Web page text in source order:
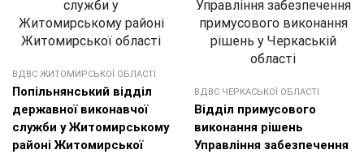
ВДВС ЖИТОМИРСЬКОЇ ОБЛАСТІ
Попільнянський відділ
державної виконавчої
служби у Житомирському
районі Житомирської
ВДВС ЧЕРКАСЬКОЇ ОБЛАСТІ
Відділ примусового
виконання рішень
Управління забезпечення